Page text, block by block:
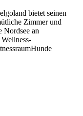
bietet seinen
Zimmer und
Nordsee an
Wellness-
Hunde